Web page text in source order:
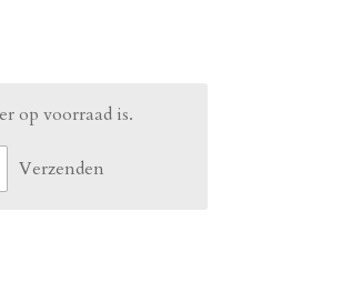
op voorraad is.
Verzenden